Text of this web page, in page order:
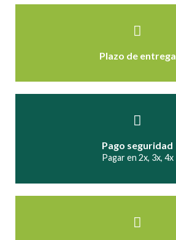
Plazo de entrega
Pago seguridad
Pagar en 2x, 3x, 4x